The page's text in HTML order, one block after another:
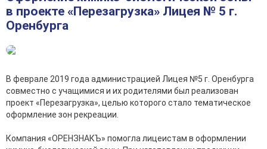
в проекте «Перезагрузка» Лицея № 5 г.
Оренбурга
В феврале 2019 года администрацией Лицея №5 г. Оренбурга
совместно с учащимися и их родителями был реализован
проект «Перезагрузка», целью которого стало тематическое
оформление зон рекреации.
Компания «ОРЕНЗНАКЪ» помогла лицеистам в оформлении